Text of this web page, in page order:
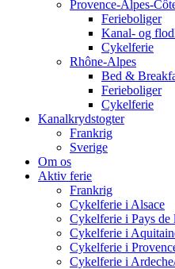
Provence-Alpes-
Ferieboliger
Kanal- og
Cykelferie
Rhône-Alpes
Bed &
Ferieboliger
Cykelferie
Kanalkrydstogter
Frankrig
Sverige
Om os
Aktiv ferie
Frankrig
Cykelferie i Alsace
Cykelferie i Pays de
Cykelferie i
Cykelferie i
Cykelferie i